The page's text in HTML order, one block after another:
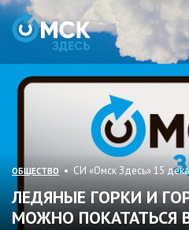
ОБЩЕСТВО • СИ «Омск Здесь» 15
ЛЕДЯНЫЕ ГОРКИ И
МОЖНО ПОКАТАТЬСЯ